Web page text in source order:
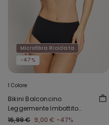
Microfibra Riciclata
-47%
1 Colore
Bikini Balconcino
Leggermente Imbottito
Arriccio Riciclato
16,99 € 9,00 € -47%